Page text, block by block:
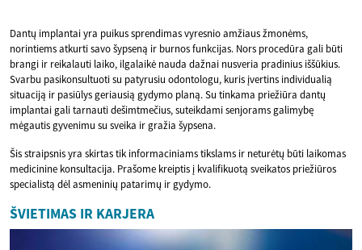
Dantų implantai yra puikus sprendimas vyresnio amžiaus žmonėms,
norintiems atkurti savo šypseną ir burnos funkcijas. Nors procedūra gali būti
brangi ir reikalauti laiko, ilgalaikė nauda dažnai nusveria pradinius iššūkius.
Svarbu pasikonsultuoti su patyrusiu odontologu, kuris įvertins individualią
situaciją ir pasiūlys geriausią gydymo planą. Su tinkama priežiūra dantų
implantai gali tarnauti dešimtmečius, suteikdami senjorams galimybę
mėgautis gyvenimu su sveika ir gražia šypsena.
Šis straipsnis yra skirtas tik informaciniams tikslams ir neturėtų būti laikomas
medicinine konsultacija. Prašome kreiptis į kvalifikuotą sveikatos priežiūros
specialistą dėl asmeninių patarimų ir gydymo.
ŠVIETIMAS IR KARJERA